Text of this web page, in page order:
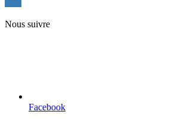
du
Nous suivre
Facebook